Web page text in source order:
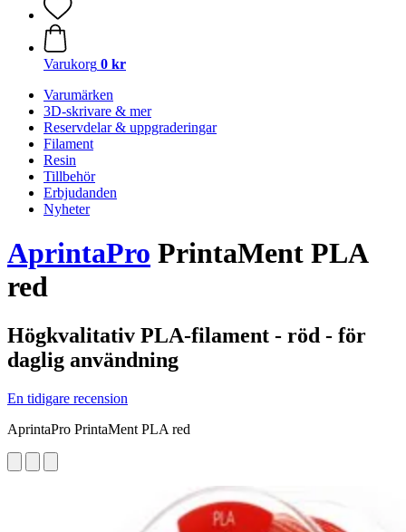
Varukorg 0 kr
Varumärken
3D-skrivare & mer
Reservdelar & uppgraderingar
Filament
Resin
Tillbehör
Erbjudanden
Nyheter
AprintaPro PrintaMent PLA
red
Högkvalitativ PLA-filament - röd - för
daglig användning
En tidigare recension
AprintaPro PrintaMent PLA red